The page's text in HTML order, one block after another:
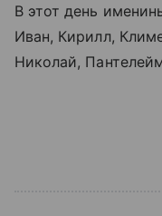
В этот день
Иван, Кирилл,
Николай,